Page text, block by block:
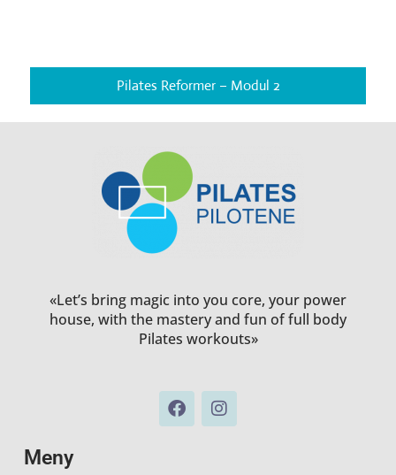
Pilates Reformer – Modul 2
«Let’s bring magic into you core, your power
house, with the mastery and fun of full body
Pilates workouts»
F
a
I
n
Meny